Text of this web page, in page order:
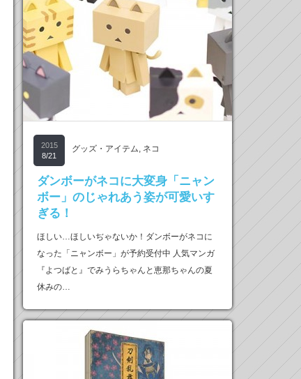
2015
8/21
グッズ・アイテム, ネコ
ダンボーがネコに大変身「ニャン
ボー」のじゃれあう姿が可愛いす
ぎる！
ほしい…ほしいぢゃないか！ダンボーがネコに
なった「ニャンボー」が予約受付中 人気マンガ
『よつばと』でみうらちゃんと恵那ちゃんの夏
休みの…